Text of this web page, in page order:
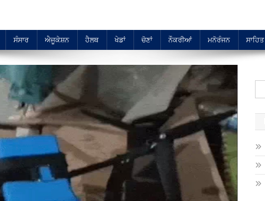
ਸੰਸਾਰ ਐਜੂਕੇਸ਼ਨ ਹੈਲਥ ਖੇਡਾਂ ਚੋਣਾਂ ਨੌਕਰੀਆਂ ਮਨੋਰੰਜਨ ਸਾਹਿਤ